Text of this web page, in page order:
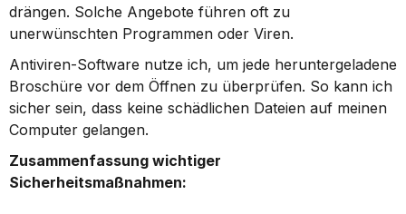
drängen. Solche Angebote führen oft zu
unerwünschten Programmen oder Viren.
Antiviren-Software nutze ich, um jede heruntergeladene
Broschüre vor dem Öffnen zu überprüfen. So kann ich
sicher sein, dass keine schädlichen Dateien auf meinen
Computer gelangen.
Zusammenfassung wichtiger
Sicherheitsmaßnahmen: